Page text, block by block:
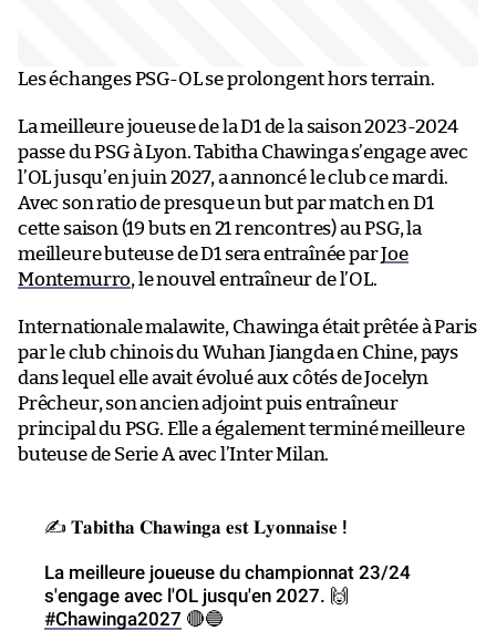
Les échanges PSG-OL se prolongent hors terrain.
La meilleure joueuse de la D1 de la saison 2023-2024
passe du PSG à Lyon. Tabitha Chawinga s’engage avec
l’OL jusqu’en juin 2027, a annoncé le club ce mardi.
Avec son ratio de presque un but par match en D1
cette saison (19 buts en 21 rencontres) au PSG, la
meilleure buteuse de D1 sera entraînée parJoe
Montemurro, le nouvel entraîneur de l’OL.
Internationale malawite, Chawinga était prêtée à Paris
par le club chinois du Wuhan Jiangda en Chine, pays
dans lequel elle avait évolué aux côtés de Jocelyn
Prêcheur, son ancien adjoint puis entraîneur
principal du PSG. Elle a également terminé meilleure
buteuse de Serie A avec l’Inter Milan.
✍️ 𝐓𝐚𝐛𝐢𝐭𝐡𝐚 𝐂𝐡𝐚𝐰𝐢𝐧𝐠𝐚 𝐞𝐬𝐭 𝐋𝐲𝐨𝐧𝐧𝐚𝐢𝐬𝐞 !
La meilleure joueuse du championnat 23/24
s'engage avec l'OL jusqu'en 2027. 🙌
#Chawinga2027 🔴🔵